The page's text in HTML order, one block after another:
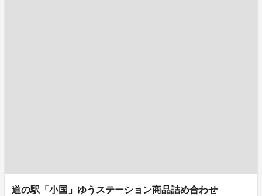
道の駅「小国」ゆうステーション商品詰め合わせ